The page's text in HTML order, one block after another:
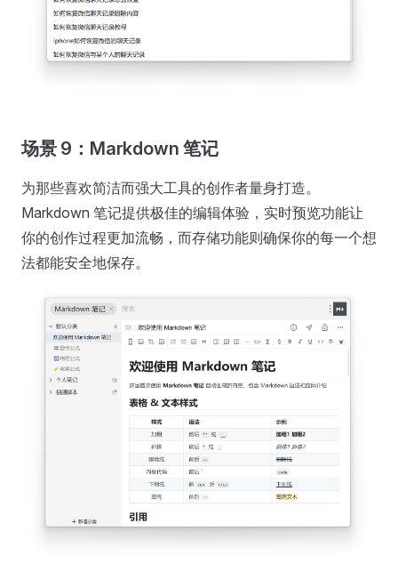
场景 9：Markdown 笔记
为那些喜欢简洁而强大工具的创作者量身打造。
Markdown 笔记提供极佳的编辑体验，实时预览功能让
你的创作过程更加流畅，而存储功能则确保你的每一个想
法都能安全地保存。